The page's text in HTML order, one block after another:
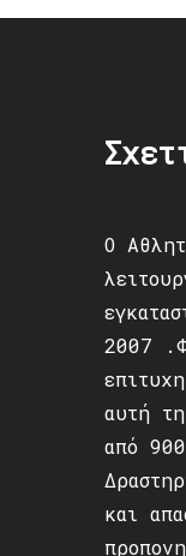
Ο
2007
αυτή
από
και